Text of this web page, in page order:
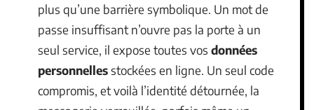
plus qu’une barrière symbolique. Un mot de
passe insuffisant n’ouvre pas la porte à un
seul service, il expose toutes vos données
personnellesstockées en ligne. Un seul code
compromis, et voilà l’identité détournée, la